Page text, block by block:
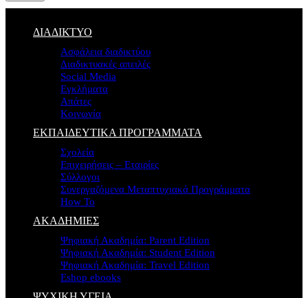
ΔΙΑΔΙΚΤΥΟ
Ασφάλεια διαδικτύου
Διαδικτυακές απειλές
Social Media
Εγκλήματα
Απάτες
Κοινωνία
ΕΚΠΑΙΔΕΥΤΙΚΑ ΠΡΟΓΡΑΜΜΑΤΑ
Σχολεία
Επιχειρήσεις – Εταιρίες
Σύλλογοι
Συνεργαζόμενα Μεταπτυχιακά Προγράμματα
How To
ΑΚΑΔΗΜΙΕΣ
Ψηφιακή Ακαδημία: Parent Edition
Ψηφιακή Ακαδημία: Student Edition
Ψηφιακή Ακαδημία: Travel Edition
Eshop ebooks